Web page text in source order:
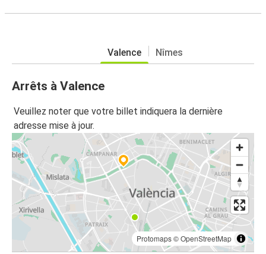
Valence Nîmes
Arrêts à Valence
Veuillez noter que votre billet indiquera la dernière
adresse mise à jour.
Protomaps©OpenStreetMap